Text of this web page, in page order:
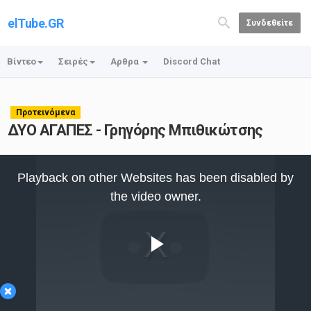
elTube.GR Συνδεθείτε
Βίντεο Σειρές Αρθρα Discord Chat
Προτεινόμενα
ΔΥΟ ΑΓΑΠΕΣ - Γρηγόρης Μπιθικώτσης
×
Playback on other Websites has been disabled by
the video owner.